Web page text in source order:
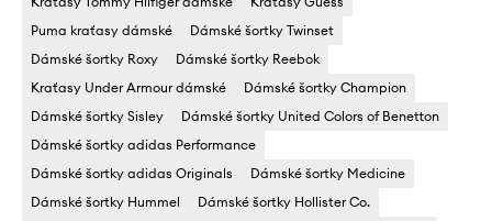
Puma kraťasy dámské
Dámské šortky Twinset
Dámské šortky Roxy
Dámské šortky Reebok
Kraťasy Under Armour dámské
Dámské šortky Champion
Dámské šortky Sisley
Dámské šortky United Colors of Benetton
Dámské šortky adidas Performance
Dámské šortky adidas Originals
Dámské šortky Medicine
Dámské šortky Hummel
Dámské šortky Hollister Co.